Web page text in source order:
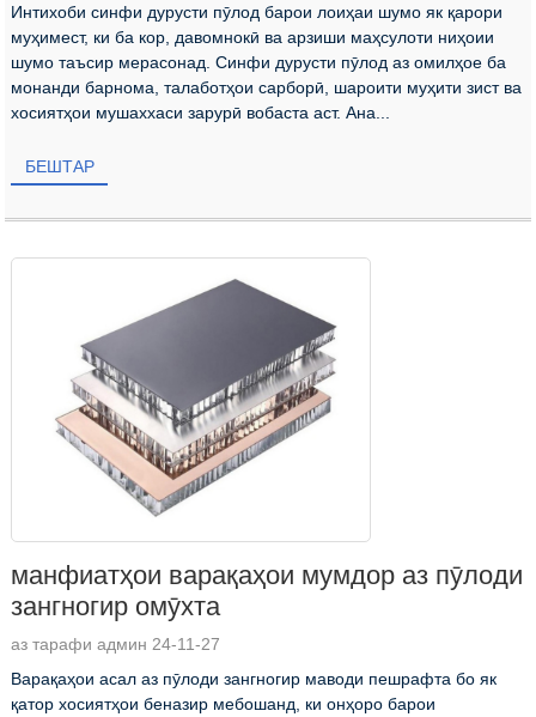
Интихоби синфи дурусти пӯлод барои лоиҳаи шумо як қарори
муҳимест, ки ба кор, давомнокӣ ва арзиши маҳсулоти ниҳоии
шумо таъсир мерасонад. Синфи дурусти пӯлод аз омилҳое ба
монанди барнома, талаботҳои сарборӣ, шароити муҳити зист ва
хосиятҳои мушаххаси зарурӣ вобаста аст. Ана...
БЕШТАР
манфиатҳои варақаҳои мумдор аз пӯлоди
зангногир омӯхта
аз тарафи админ 24-11-27
Варақаҳои асал аз пӯлоди зангногир маводи пешрафта бо як
қатор хосиятҳои беназир мебошанд, ки онҳоро барои